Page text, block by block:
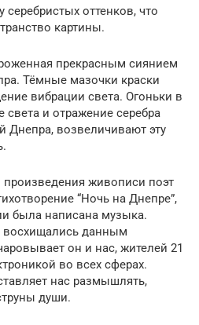
оттенков, что
картины.
прекрасным сиянием
Тёмные мазочки краски
вибрации света. Огоньки в
света и отражение серебра
Днепра, возвеличивают эту
произведения живописи поэт
“Ночь на Днепре”,
была написана музыка.
данным
он и нас, жителей 21
во всех сферах.
нас размышлять,
души.